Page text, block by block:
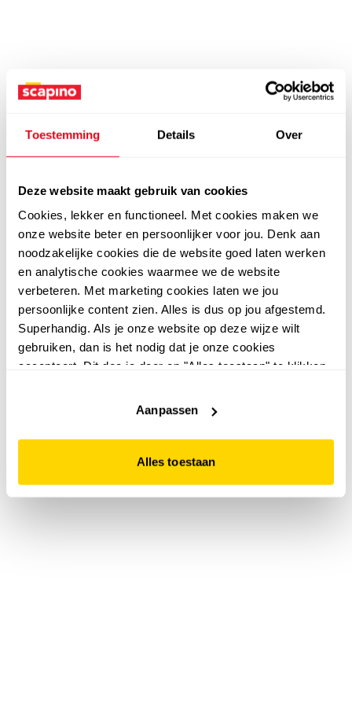
Toestemming Details Over
Deze website maakt gebruik van cookies
Cookies, lekker en functioneel. Met cookies maken we
onze website beter en persoonlijker voor jou. Denk aan
noodzakelijke cookies die de website goed laten werken
en analytische cookies waarmee we de website
verbeteren. Met marketing cookies laten we jou
persoonlijke content zien. Alles is dus op jou afgestemd.
Superhandig. Als je onze website op deze wijze wilt
gebruiken, dan is het nodig dat je onze cookies
accepteert. Dit doe je door op "Alles toestaan" te klikken.
website niet optimaal functioneert.
Aanpassen
Alles toestaan